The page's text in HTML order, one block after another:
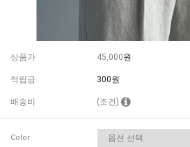
상품가 45,000원
적립금 300원
배송비 (조건)
Color